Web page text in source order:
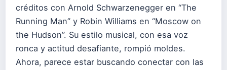
créditos con Arnold Schwarzenegger en “The
Running Man” y Robin Williams en “Moscow on
the Hudson”. Su estilo musical, con esa voz
ronca y actitud desafiante, rompió moldes.
Ahora, parece estar buscando conectar con las